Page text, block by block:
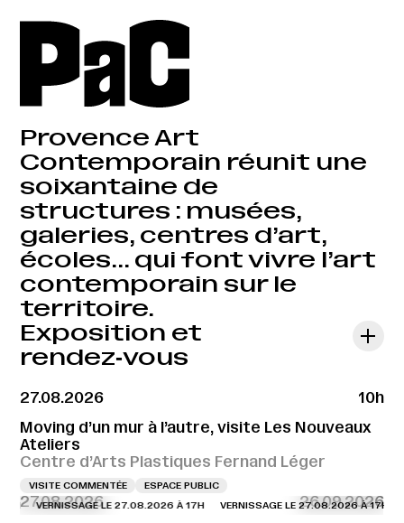
Provence Art
Contemporain réunit une
soixantaine de
structures : musées,
galeries, centres d’art,
écoles… qui font vivre l’art
contemporain sur le
territoire.
Exposition et
rendez‑vous
27.08.2026
10h
Moving d’un mur à l’autre, visite Les Nouveaux
Ateliers
Centre d’Arts Plastiques Fernand Léger
VISITE COMMENTÉE ESPACE PUBLIC
27.08.2026 26.09.2026
VERNISSAGE LE 27.08.2026 À 17H VERNISSAGE LE 27.08.2026 À 17H